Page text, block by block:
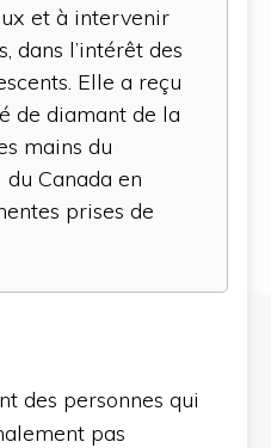
et à intervenir
dans l’intérêt des
Elle a reçu
de diamant de la
mains du
Canada en
prises de
des personnes qui
pas